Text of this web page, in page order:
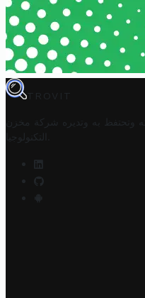
TROVIT
وتحتفظ به وتديره
شركة مخزن
التكنولوجيا